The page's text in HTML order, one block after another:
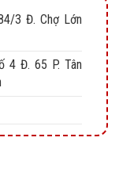
3 Đ. Chợ Lớn
4 Đ. 65 P. Tân